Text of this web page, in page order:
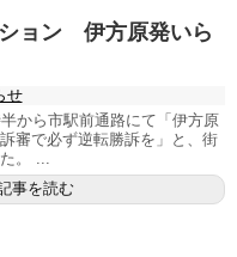
ョン 伊方原発いら
せ
から市駅前通路にて「伊方原
審で必ず逆転勝訴を」と、街
。 ...
事を読む